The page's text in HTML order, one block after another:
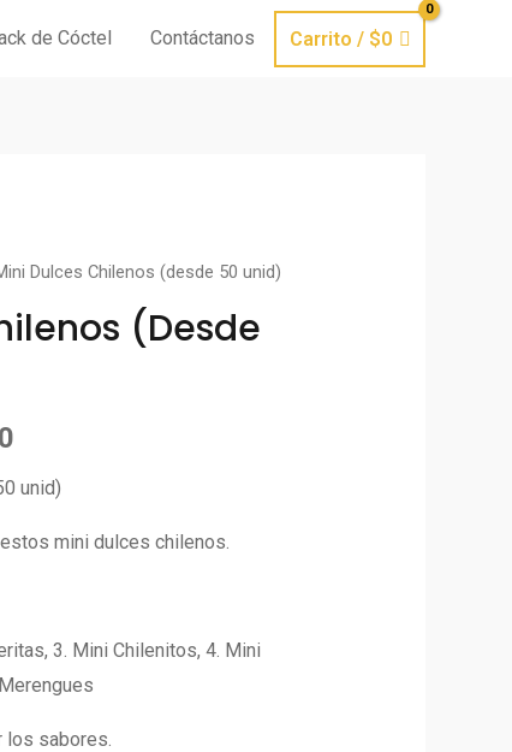
de Cóctel Contáctanos Carrito / $0
Dulces Chilenos (desde 50 unid)
(desde
unid)
mini dulces chilenos.
3. Mini Chilenitos, 4. Mini
los sabores.